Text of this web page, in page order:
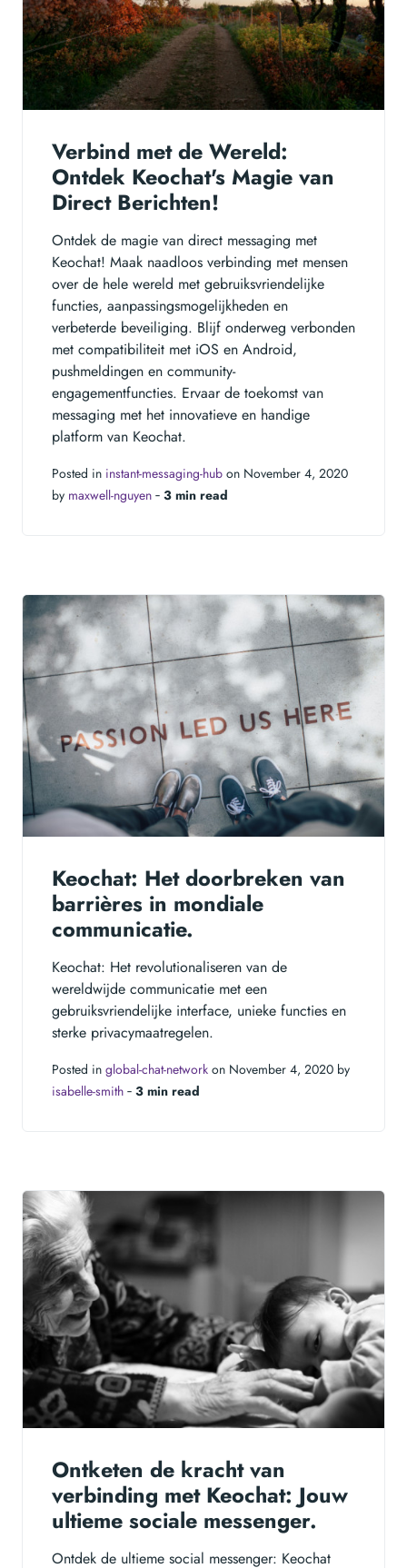
Verbind met de Wereld:
Ontdek Keochat's Magie van
Direct Berichten!
Ontdek de magie van direct messaging met
Keochat! Maak naadloos verbinding met mensen
over de hele wereld met gebruiksvriendelijke
functies, aanpassingsmogelijkheden en
verbeterde beveiliging. Blijf onderweg verbonden
met compatibiliteit met iOS en Android,
pushmeldingen en community-
engagementfuncties. Ervaar de toekomst van
messaging met het innovatieve en handige
platform van Keochat.
Posted in instant-messaging-hub on November 4, 2020
by maxwell-nguyen ‐ 3 min read
Keochat: Het doorbreken van
barrières in mondiale
communicatie.
Keochat: Het revolutionaliseren van de
wereldwijde communicatie met een
gebruiksvriendelijke interface, unieke functies en
sterke privacymaatregelen.
Posted in global-chat-network on November 4, 2020 by
isabelle-smith ‐ 3 min read
Ontketen de kracht van
verbinding met Keochat: Jouw
ultieme sociale messenger.
Ontdek de ultieme social messenger: Keochat